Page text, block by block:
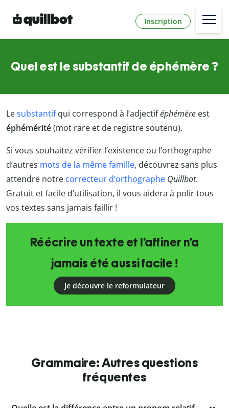
Inscription
Quel est le substantif de éphémère ?
Lesubstantifqui correspond à l’adjectiféphémère est
éphémérité(mot rare et de registre soutenu).
Si vous souhaitez vérifier l’existence ou l’orthographe
d’autres mots de la même famille, découvrez sans plus
attendre notre correcteur d’orthographe Quillbot.
Gratuit et facile d’utilisation, il vous aidera à polir tous
vos textes sans jamais faillir !
Réécrire un texte et l’affiner n’a
jamais été aussi facile !
Je découvre le reformulateur
Grammaire: Autres questions
fréquentes